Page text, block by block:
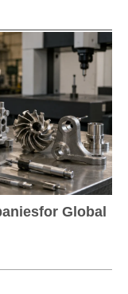
Global